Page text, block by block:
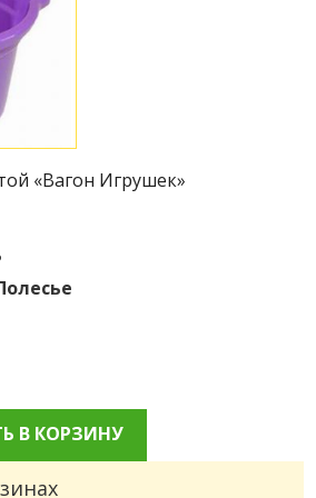
«Вагон Игрушек»
В КОРЗИНУ